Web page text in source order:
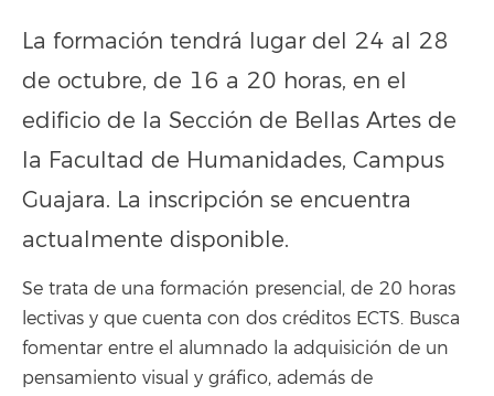
La formación tendrá lugar del 24 al 28
de octubre, de 16 a 20 horas, en el
edificio de la Sección de Bellas Artes de
la Facultad de Humanidades, Campus
Guajara. La inscripción se encuentra
actualmente disponible.
Se trata de una formación presencial, de 20 horas
lectivas y que cuenta con dos créditos ECTS. Busca
fomentar entre el alumnado la adquisición de un
pensamiento visual y gráfico, además de